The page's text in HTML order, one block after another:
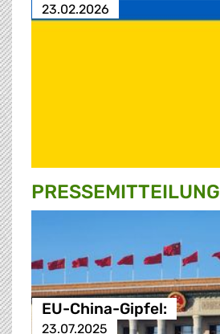
23.02.2026
PRESSE­MITTEILUNG
EU-China-Gipfel:
23.07.2025